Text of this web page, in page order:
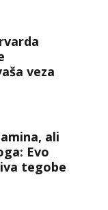
veza
ali
Evo
tegobe